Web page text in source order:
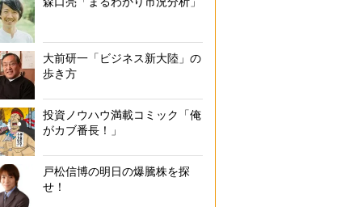
大前研一「ビジネス新大陸」の
歩き方
投資ノウハウ満載コミック「俺
がカブ番長！」
戸松信博の明日の爆騰株を探
せ！